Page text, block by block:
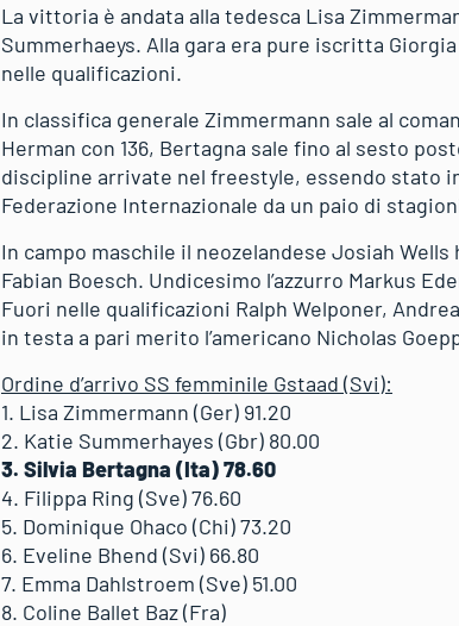
La vittoria è andata alla tedesca Lisa
Summerhaeys. Alla gara era pure iscritta
nelle qualificazioni.
In classifica generale Zimmermann sale al
Herman con 136, Bertagna sale fino al sesto
discipline arrivate nel freestyle, essendo stato
Federazione Internazionale da un paio di
In campo maschile il neozelandese Josiah
Fabian Boesch. Undicesimo l’azzurro Markus
Fuori nelle qualificazioni Ralph Welponer,
in testa a pari merito l’americano Nicholas
Ordine d’arrivo SS femminile Gstaad (Svi):
1. Lisa Zimmermann (Ger) 91.20
2. Katie Summerhayes (Gbr) 80.00
3. Silvia Bertagna (Ita) 78.60
4. Filippa Ring (Sve) 76.60
5. Dominique Ohaco (Chi) 73.20
6. Eveline Bhend (Svi) 66.80
7. Emma Dahlstroem (Sve) 51.00
8. Coline Ballet Baz (Fra)